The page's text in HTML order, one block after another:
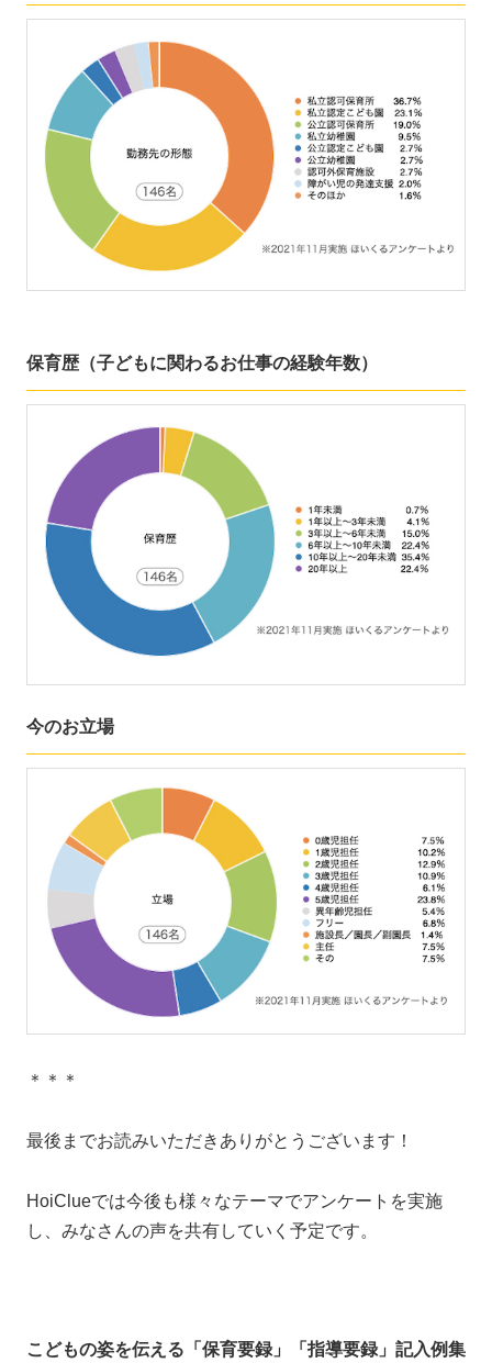
保育歴（子どもに関わるお仕事の経験年数）
今のお立場
＊＊＊
最後までお読みいただきありがとうございます！
HoiClueでは今後も様々なテーマでアンケートを実施
し、みなさんの声を共有していく予定です。
こどもの姿を伝える「保育要録」「指導要録」記入例集